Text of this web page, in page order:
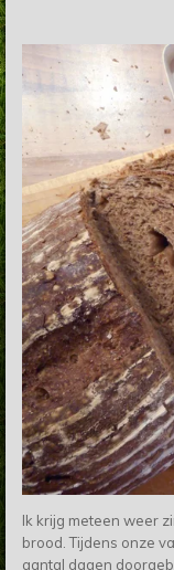
Ik krijg meteen weer
brood. Tijdens onze
aantal dagen